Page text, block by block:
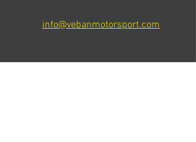
info@vebanmotorsport.com